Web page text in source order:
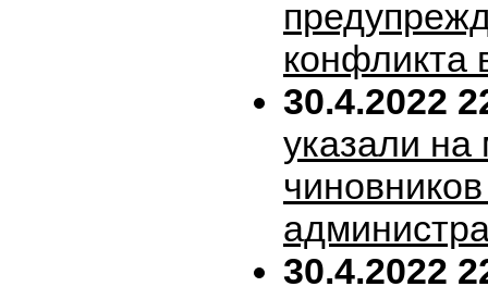
конфликта
30.4.2022
указали на
30.4.2022